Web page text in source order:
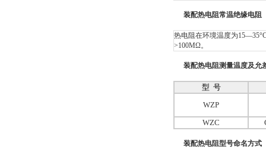
装配热电阻常温绝缘电阻
热电阻在环境温度为
>100MΩ。
装配热电阻测量温度及允
型 号
WZP
WZC
装配热电阻型号命名方式